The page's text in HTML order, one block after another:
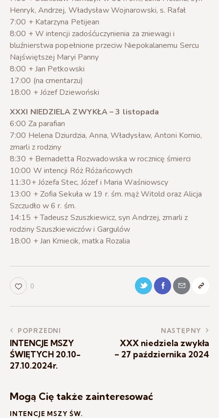
Henryk, Andrzej, Władysław Wojnarowski, s. Rafał
7:00 + Katarzyna Petijean
8:00 + W intencji zadośćuczynienia za zniewagi i
bluźnierstwa popełnione przeciw Niepokalanemu Sercu
Najświętszej Maryi Panny
8:00 + Jan Petkowski
17:00 (na cmentarzu)
18:00 + Józef Dziewoński
XXXI NIEDZIELA ZWYKŁA – 3 listopada
6:00 Za parafian
7:00 Helena Dziurdzia, Anna, Władysław, Antoni Kornio,
zmarli z rodziny
8:30 + Bernadetta Rozwadowska w rocznicę śmierci
10:00 W intencji Róż Różańcowych
11:30+ Józefa Stec, Józef i Maria Waśniowscy
13:00 + Zofia Sekuła w 19 r. śm. mąż Witold oraz Alicja
Szczudło w 6 r. śm.
14:15 + Tadeusz Szuszkiewicz, syn Andrzej, zmarli z
rodziny Szuszkiewiczów i Gargulów
18:00 + Jan Kmiecik, matka Rozalia
0
POPRZEDNI
INTENCJE MSZY
ŚWIĘTYCH 20.10-
27.10.2024r.
NASTĘPNY
XXX niedziela zwykła
– 27 października 2024
Mogą Cię także zainteresować
INTENCJE MSZY ŚW.